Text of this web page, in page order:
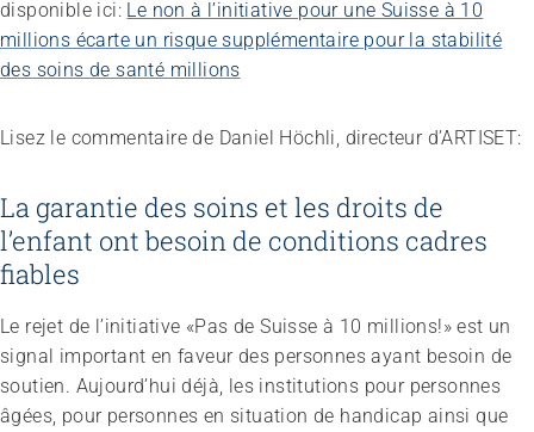
disponible ici: Le non à l’initiative pour une Suisse à 10
millions écarte un risque supplémentaire pour la stabilité
des soins de santé millions
Lisez le commentaire de Daniel Höchli, directeur d’ARTISET:
La garantie des soins et les droits de
l’enfant ont besoin de conditions cadres
fiables
Le rejet de l’initiative «Pas de Suisse à 10 millions!» est un
signal important en faveur des personnes ayant besoin de
soutien. Aujourd’hui déjà, les institutions pour personnes
âgées, pour personnes en situation de handicap ainsi que